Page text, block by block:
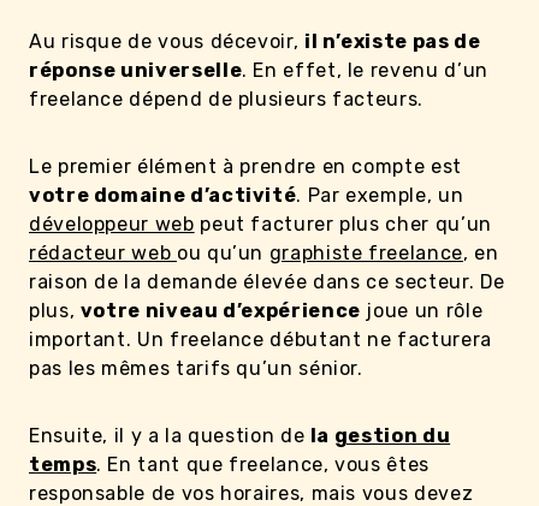
Au risque de vous décevoir, il n’existe pas de
réponse universelle. En effet, le revenu d’un
freelance dépend de plusieurs facteurs.
Le premier élément à prendre en compte est
votre domaine d’activité. Par exemple, un
développeur web peut facturer plus cher qu’un
rédacteur web ou qu’un graphiste freelance, en
raison de la demande élevée dans ce secteur. De
plus, votre niveau d’expérience joue un rôle
important. Un freelance débutant ne facturera
pas les mêmes tarifs qu’un sénior.
Ensuite, il y a la question de la gestion du
temps. En tant que freelance, vous êtes
responsable de vos horaires, mais vous devez